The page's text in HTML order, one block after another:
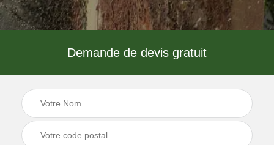
Demande de devis gratuit